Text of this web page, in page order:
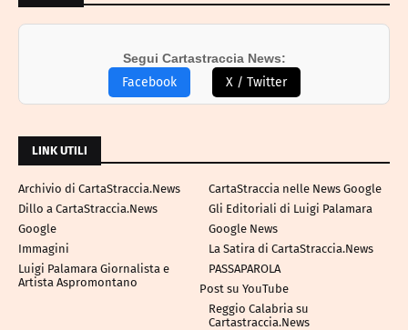
Segui Cartastraccia News:
Facebook X / Twitter
LINK UTILI
Archivio di CartaStraccia.News
CartaStraccia nelle News Google
Dillo a CartaStraccia.News
Gli Editoriali di Luigi Palamara
Google
Google News
Immagini
La Satira di CartaStraccia.News
Luigi Palamara Giornalista e
Artista Aspromontano
PASSAPAROLA
Post su YouTube
Reggio Calabria su
Cartastraccia.News